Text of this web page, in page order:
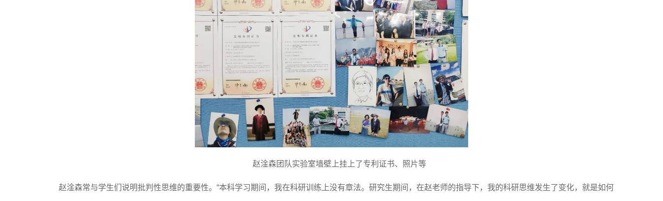
赵淦森团队实验室墙壁上挂上了专利证书、照片等
赵淦森常与学生们说明批判性思维的重要性。“本科学习期间，我在科研训练上没有章法。研究生期间，在赵老师的指导下，我的科研思维发生了变化，就是如何